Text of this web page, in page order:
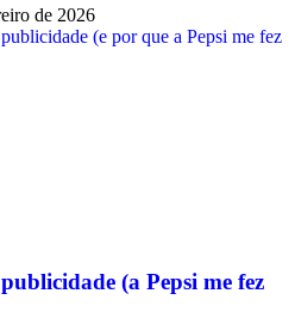
de 2026
(a Pepsi me fez